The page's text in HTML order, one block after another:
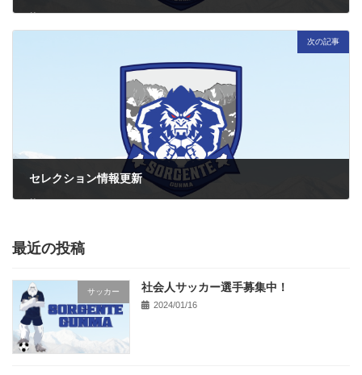
次の記事
セレクション情報更新
最近の投稿
サッカー 社会人サッカー選手募集中！
2024/01/16